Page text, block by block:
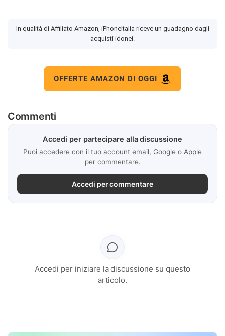
In qualità di Affiliato Amazon, iPhoneItalia riceve un guadagno dagli
acquisti idonei.
OFFERTE AMAZON DI OGGI
Commenti
Accedi per partecipare alla discussione
Puoi accedere con il tuo account email, Google o Apple
per commentare.
Accedi per commentare
Accedi per iniziare la discussione su questo
articolo.